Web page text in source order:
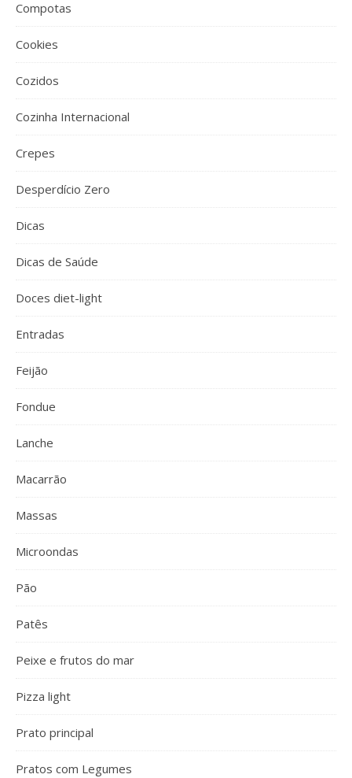
Compotas
Cookies
Cozidos
Cozinha Internacional
Crepes
Desperdício Zero
Dicas
Dicas de Saúde
Doces diet-light
Entradas
Feijão
Fondue
Lanche
Macarrão
Massas
Microondas
Pão
Patês
Peixe e frutos do mar
Pizza light
Prato principal
Pratos com Legumes